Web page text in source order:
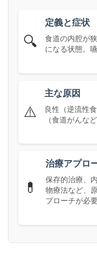
🔍
定義と症状
食道の内腔が
になる状態。
⚠️
主な原因
良性（逆流性
（食道がんな
💊
治療アプロ
保存的治療、
物療法など、
プローチが必要